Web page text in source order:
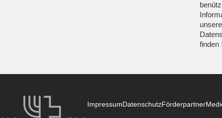
finden
ImpressumDatenschutzFörderpartner